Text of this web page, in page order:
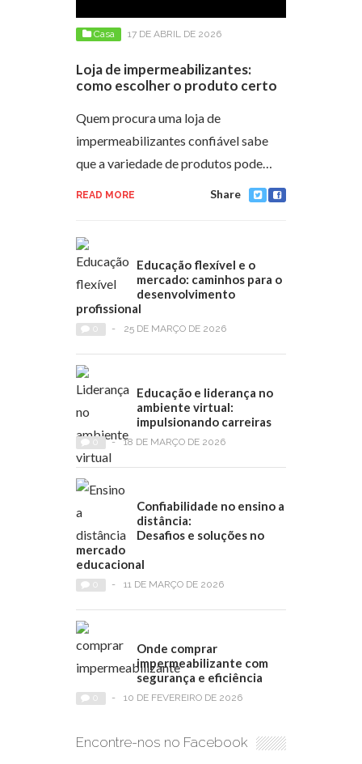
Casa 17 DE ABRIL DE 2026
Loja de impermeabilizantes:
como escolher o produto certo
Quem procura uma loja de
impermeabilizantes confiável sabe
que a variedade de produtos pode…
READ MORE Share
Educação flexível e o
mercado: caminhos para o
desenvolvimento
profissional
- 25 DE MARÇO DE 2026
Educação e liderança no
ambiente virtual:
impulsionando carreiras
- 18 DE MARÇO DE 2026
Confiabilidade no ensino a
distância:
Desafios e soluções no
mercado
educacional
- 11 DE MARÇO DE 2026
Onde comprar
impermeabilizante com
segurança e eficiência
- 10 DE FEVEREIRO DE 2026
Encontre-nos no Facebook